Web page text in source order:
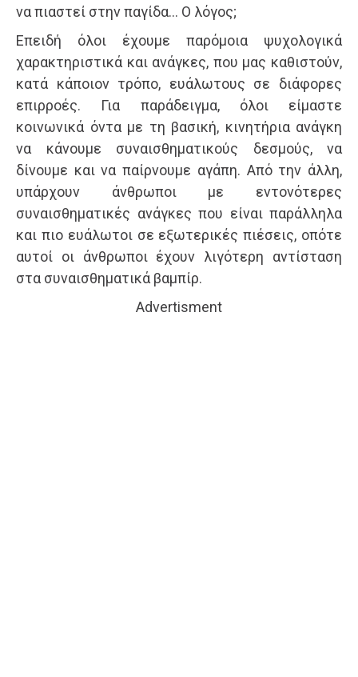
να πιαστεί στην παγίδα… Ο λόγος;
Επειδή όλοι έχουμε παρόμοια ψυχολογικά
χαρακτηριστικά και ανάγκες, που μας καθιστούν,
κατά κάποιον τρόπο, ευάλωτους σε διάφορες
επιρροές. Για παράδειγμα, όλοι είμαστε
κοινωνικά όντα με τη βασική, κινητήρια ανάγκη
να κάνουμε συναισθηματικούς δεσμούς, να
δίνουμε και να παίρνουμε αγάπη. Από την άλλη,
υπάρχουν άνθρωποι με εντονότερες
συναισθηματικές ανάγκες που είναι παράλληλα
και πιο ευάλωτοι σε εξωτερικές πιέσεις, οπότε
αυτοί οι άνθρωποι έχουν λιγότερη αντίσταση
στα συναισθηματικά βαμπίρ.
Advertisment